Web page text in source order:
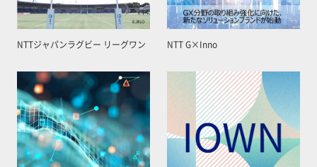
NTTジャパンラグビー リーグワン NTT G×Inno